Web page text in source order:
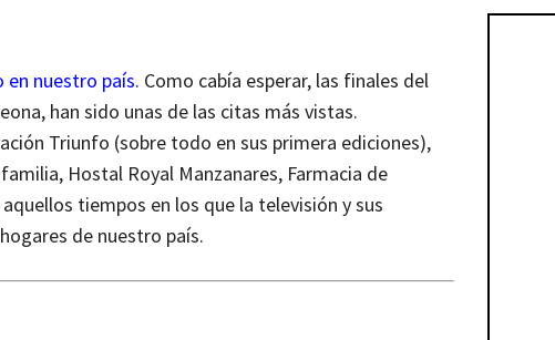
en nuestro país. Como cabía esperar, las finales del
han sido unas de las citas más vistas.
Triunfo (sobre todo en sus primera ediciones),
Hostal Royal Manzanares, Farmacia de
tiempos en los que la televisión y sus
de nuestro país.